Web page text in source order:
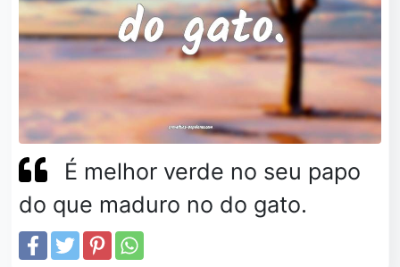
É melhor verde no seu papo
do que maduro no do gato.